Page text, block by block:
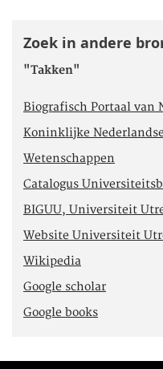
Zoek in andere
"Takken"
Biografisch Portaal van
Koninklijke
Wetenschappen
Catalogus
BIGUU, Universiteit
Website Universiteit
Wikipedia
Google scholar
Google books